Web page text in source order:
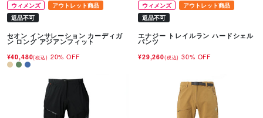
ウィメンズ
アウトレット商品
返品不可
セオン インサレーション カーディガ
ン ロング アジアンフィット
¥40,480(税込) 20% OFF
ウィメンズ
アウトレット商品
返品不可
エナジー トレイルラン ハードシェル
パンツ
¥29,260(税込) 30% OFF